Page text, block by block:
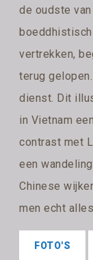
de oudste
vertrekken,
terug
dienst. Dit
in Vietnam
contrast met
een
Chinese
men echt
FOTO'S